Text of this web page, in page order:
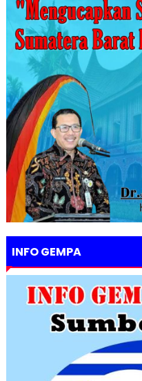
INFO GEMPA